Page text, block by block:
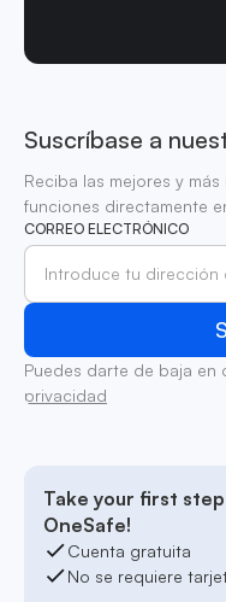
Suscríbase a
Reciba las mejores y
funciones directamente
CORREO ELECTRÓNICO
Puedes darte de baja en
privacidad
Take your first
OneSafe!
Cuenta gratuita
No se requiere